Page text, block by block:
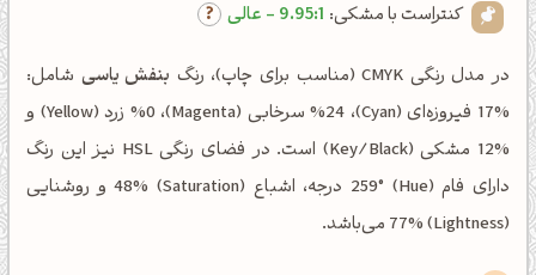
کنتراست با مشکی: 9.95:1 - عالی
در مدل رنگی CMYK (مناسب برای چاپ)، رنگ بنفش یاسی شامل:
%17 فیروزه‌ای (Cyan)، %24 سرخابی (Magenta)، %0 زرد (Yellow) و
%12 مشکی (Key/Black) است. در فضای رنگی HSL نیز این رنگ
دارای فام (Hue) 259° درجه، اشباع (Saturation) 48% و روشنایی
(Lightness) 77% می‌باشد.